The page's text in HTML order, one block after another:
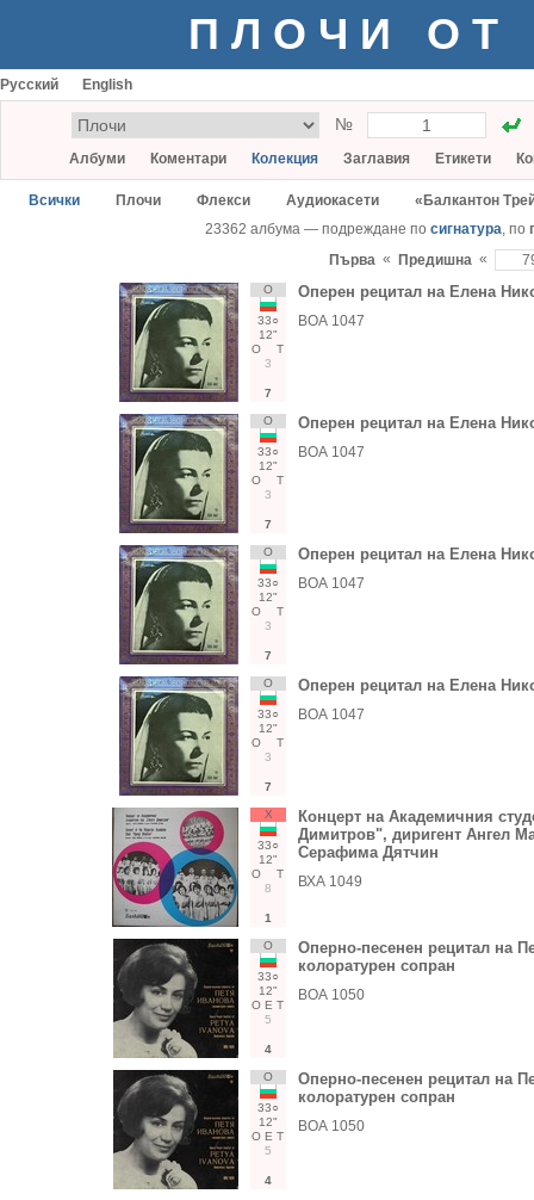
ПЛОЧИ ОТ
Русский English
№
Албуми Коментари Колекция Заглавия Етикети
Всички Плочи Флекси Аудиокасети
«Балкантон
23362 албума — подреждане по сигнатура, по
Първа « Предишна «
О
33○
12"
О
Т
3
7
Оперен рецитал на Елена
ВОА 1047
О
33○
12"
О
Т
3
7
Оперен рецитал на Елена
ВОА 1047
О
33○
12"
О
Т
3
7
Оперен рецитал на Елена
ВОА 1047
О
33○
12"
О
Т
3
7
Оперен рецитал на Елена
ВОА 1047
Х
33○
12"
О
Т
8
1
Концерт на Академичния
Димитров", диригент Ангел
Серафима Дятчин
ВХА 1049
О
33○
12"
О Е Т
5
4
Оперно-песенен рецитал на
колоратурен сопран
ВОА 1050
О
33○
12"
О Е Т
5
4
Оперно-песенен рецитал на
колоратурен сопран
ВОА 1050